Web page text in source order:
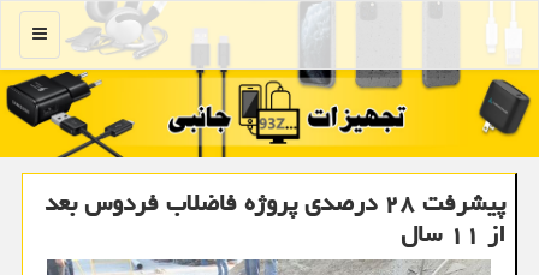
منو
پیشرفت ۲۸ درصدی پروژه فاضلاب فردوس بعد
از ۱۱ سال